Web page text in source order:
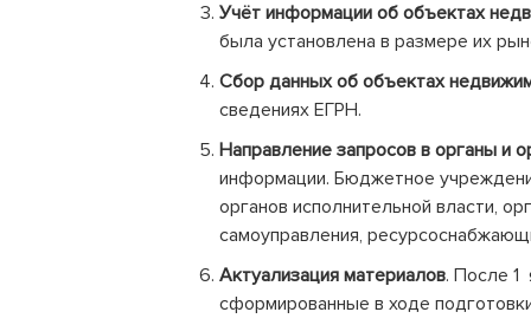
Учёт информации об объектах
была установлена в размере их
Сбор данных об объектах
сведениях ЕГРН.
Направление запросов в органы и
информации. Бюджетное
органов исполнительной власти,
самоуправления,
Актуализация материалов. После 1
сформированные в ходе